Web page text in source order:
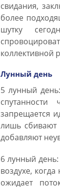
свидания,
более
шутку
коллективной
Лунный день
5 лунный
запрещается
лишь сбивают
добавляют
6 лунный
воздухе,
ожидает